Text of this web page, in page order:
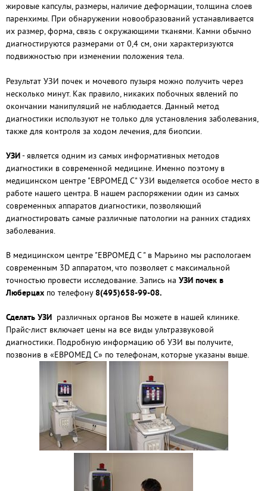
жировые капсулы, размеры, наличие деформации, толщина слоев
паренхимы. При обнаружении новообразований устанавливается
их размер, форма, связь с окружающими тканями. Камни обычно
диагностируются размерами от 0,4 см, они характеризуются
подвижностью при изменении положения тела.
Результат УЗИ почек и мочевого пузыря можно получить через
несколько минут. Как правило, никаких побочных явлений по
окончании манипуляций не наблюдается. Данный метод
диагностики используют не только для установления заболевания,
также для контроля за ходом лечения, для биопсии.
УЗИ- является одним из самых информативных методов
диагностики в современной медицине. Именно поэтому в
медицинском центре "ЕВРОМЕД С" УЗИ выделяется особое место в
работе нашего центра. В нашем распоряжении один из самых
современных аппаратов диагностики, позволяющий
диагностировать самые различные патологии на ранних стадиях
заболевания.
В медицинском центре "ЕВРОМЕД С " в Марьино мы распологаем
современным 3D аппаратом, что позволяет с максимальной
точностью провести исследование. Запись на УЗИ почек в
Люберцах по телефону 8(495)658-99-08.
Сделать УЗИ различных органов Вы можете в нашей клинике.
Прайс-лист включает цены на все виды ультразвуковой
диагностики. Подробную информацию об УЗИ вы получите,
позвонив в «ЕВРОМЕД С» по телефонам, которые указаны выше.